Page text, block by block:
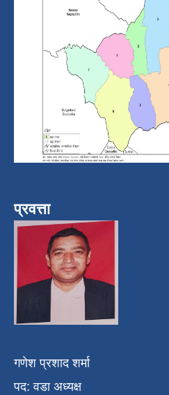
प्रवत्ता
गणेश प्रशाद शर्मा
पद: वडा अध्यक्ष